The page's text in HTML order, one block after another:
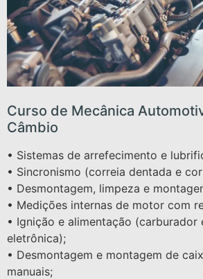
Curso de Mecânica
Câmbio
• Sistemas de arrefecimento e
• Sincronismo (correia dentada e
• Desmontagem, limpeza e
• Medições internas de motor com
• Ignição e alimentação (carburador
eletrônica);
• Desmontagem e montagem de
manuais;